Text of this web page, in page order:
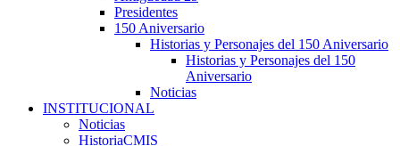
Presidentes
150 Aniversario
Historias y Personajes del 150 Aniversario
Historias y Personajes del 150
Aniversario
Noticias
INSTITUCIONAL
Noticias
HistoriaCMIS